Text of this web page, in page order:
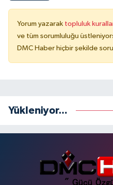
Yorum yazarak topluluk
ve tüm sorumluluğu
DMC Haber hiçbir şekilde
Yükleniyor...